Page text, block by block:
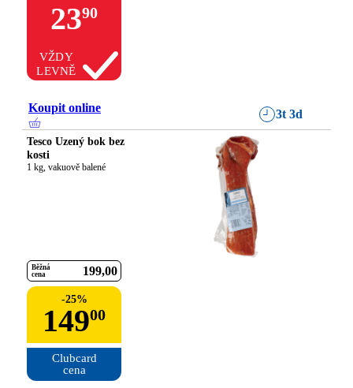
2390
VŽDY
LEVNĚ
Koupit online 3t 3d
Tesco Uzený bok bez
kosti
1 kg, vakuově balené
Běžná
cena
199 00
-25%
14900
Clubcard
cena